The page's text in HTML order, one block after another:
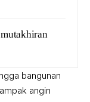
bangunan
angin